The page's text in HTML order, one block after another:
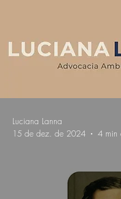
Luciana Lanna
15 de dez. de 2024
4 min